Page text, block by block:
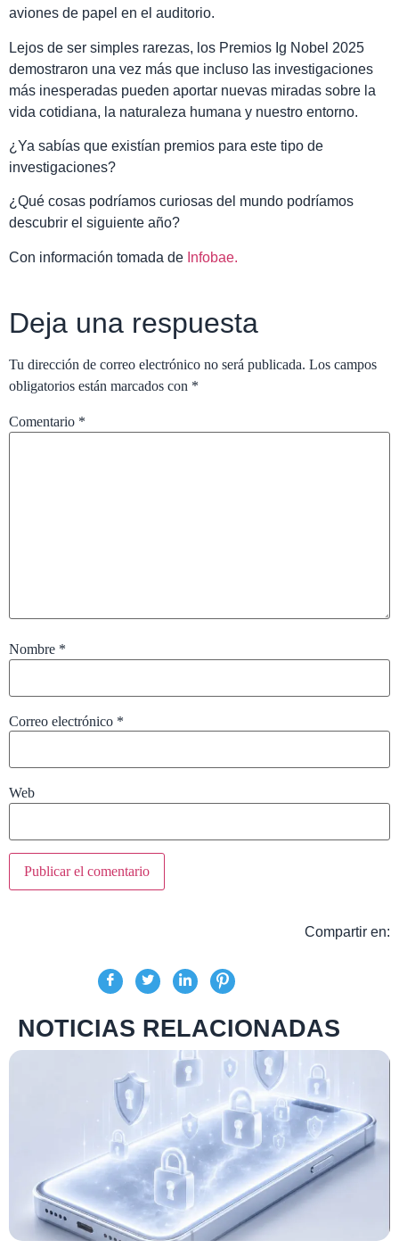
aviones de papel en el auditorio.
Lejos de ser simples rarezas, los Premios Ig Nobel 2025
demostraron una vez más que incluso las investigaciones
más inesperadas pueden aportar nuevas miradas sobre la
vida cotidiana, la naturaleza humana y nuestro entorno.
¿Ya sabías que existían premios para este tipo de
investigaciones?
¿Qué cosas podríamos curiosas del mundo podríamos
descubrir el siguiente año?
Con información tomada de Infobae.
Deja una respuesta
Tu dirección de correo electrónico no será publicada. Los campos
obligatorios están marcados con *
Comentario *
Nombre *
Correo electrónico *
Web
Compartir en:
NOTICIAS RELACIONADAS